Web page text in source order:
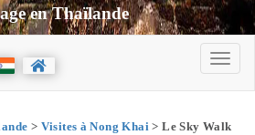
en Thaïlande
> Visites à Nong Khai > Le Sky Walk